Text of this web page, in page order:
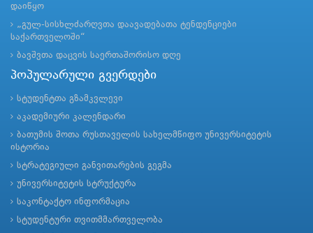
დაიწყო
„გულ-სისხლძარღვთა დაავადებათა ტენდენციები
საქართველოში“
ბავშვთა დაცვის საერთაშორისო დღე
პოპულარული გვერდები
სტუდენტთა გზამკვლევი
აკადემიური კალენდარი
ბათუმის შოთა რუსთაველის სახელმწიფო უნივერსიტეტის
ისტორია
სტრატეგიული განვითარების გეგმა
უნივერსიტეტის სტრუქტურა
საკონტაქტო ინფორმაცია
სტუდენტური თვითმმართველობა